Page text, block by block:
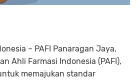
– PAFI Panaragan Jaya,
Ahli Farmasi Indonesia (PAFI),
memajukan standar